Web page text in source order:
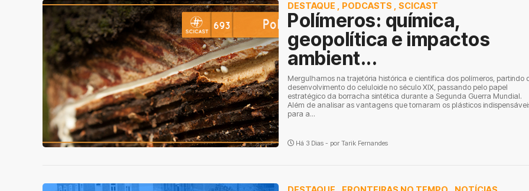
DESTAQUE PODCASTS SCICAST
Polímeros: química,
geopolítica e impactos
ambient...
Mergulhamos na trajetória histórica e científica dos polímeros, partindo
desenvolvimento do celuloide no século XIX, passando pelo papel
estratégico da borracha sintética durante a Segunda Guerra Mundial.
Além de analisar as vantagens que tornaram os plásticos
para a...
Há 3 Dias - por Tarik Fernandes